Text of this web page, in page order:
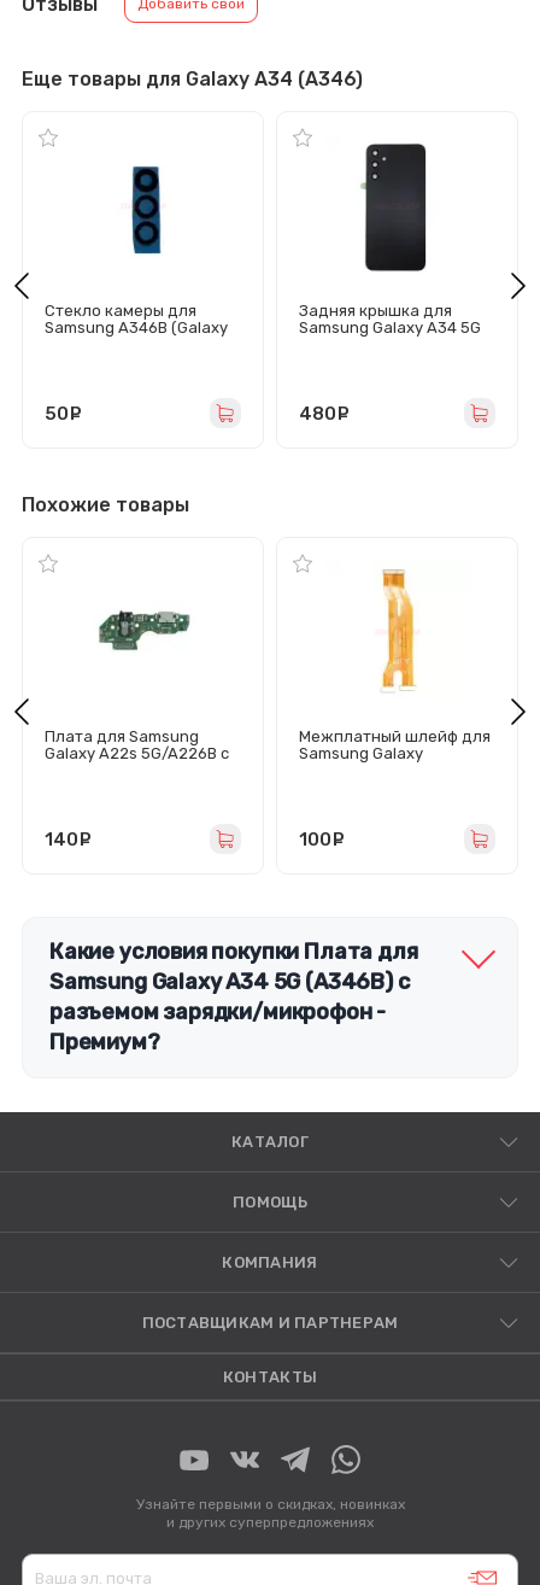
Добавить свой
Еще товары для Galaxy A34 (A346)
Стекло камеры для
Samsung A346B (Galaxy
50
Задняя крышка для
Samsung Galaxy A34 5G
480
Похожие товары
Плата для Samsung
Galaxy A22s 5G/A226B с
140
Межплатный шлейф для
Samsung Galaxy
100
Какие условия покупки Плата для
Samsung Galaxy A34 5G (A346B) с
разъемом зарядки/микрофон -
Премиум?
КАТАЛОГ
ПОМОЩЬ
КОМПАНИЯ
ПОСТАВЩИКАМ И ПАРТНЕРАМ
КОНТАКТЫ
Узнайте первыми о скидках, новинках
и других суперпредложениях